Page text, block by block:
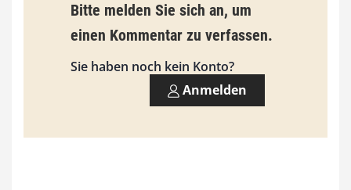
i
s
9
0
Bitte melden Sie sich an, um
einen Kommentar zu verfassen.
Sie haben noch kein Konto?
Anmelden